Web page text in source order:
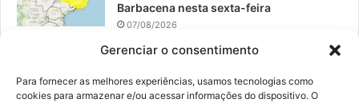
Gerenciar o consentimento
Para fornecer as melhores experiências, usamos tecnologias como
cookies para armazenar e/ou acessar informações do dispositivo. O
Barbacena nesta sexta-feira
07/08/2026
EPCAR tem a melhor nota do IDEB no
06/08/2026